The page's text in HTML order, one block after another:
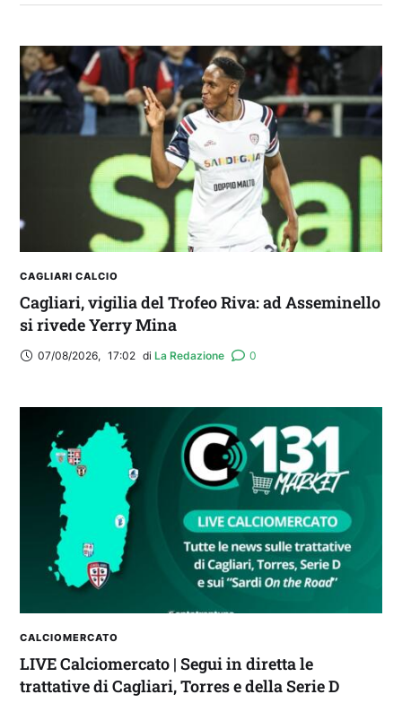
Balliana: “Firmare con la Bora è come andare al
Real Madrid. Ora obiettivo Lunigiana”
CAGLIARI CALCIO
Cagliari, vigilia del Trofeo Riva: ad Asseminello
si rivede Yerry Mina
07/08/2026, 17:02 di La Redazione 0
CALCIOMERCATO
LIVE Calciomercato | Segui in diretta le
trattative di Cagliari, Torres e della Serie D